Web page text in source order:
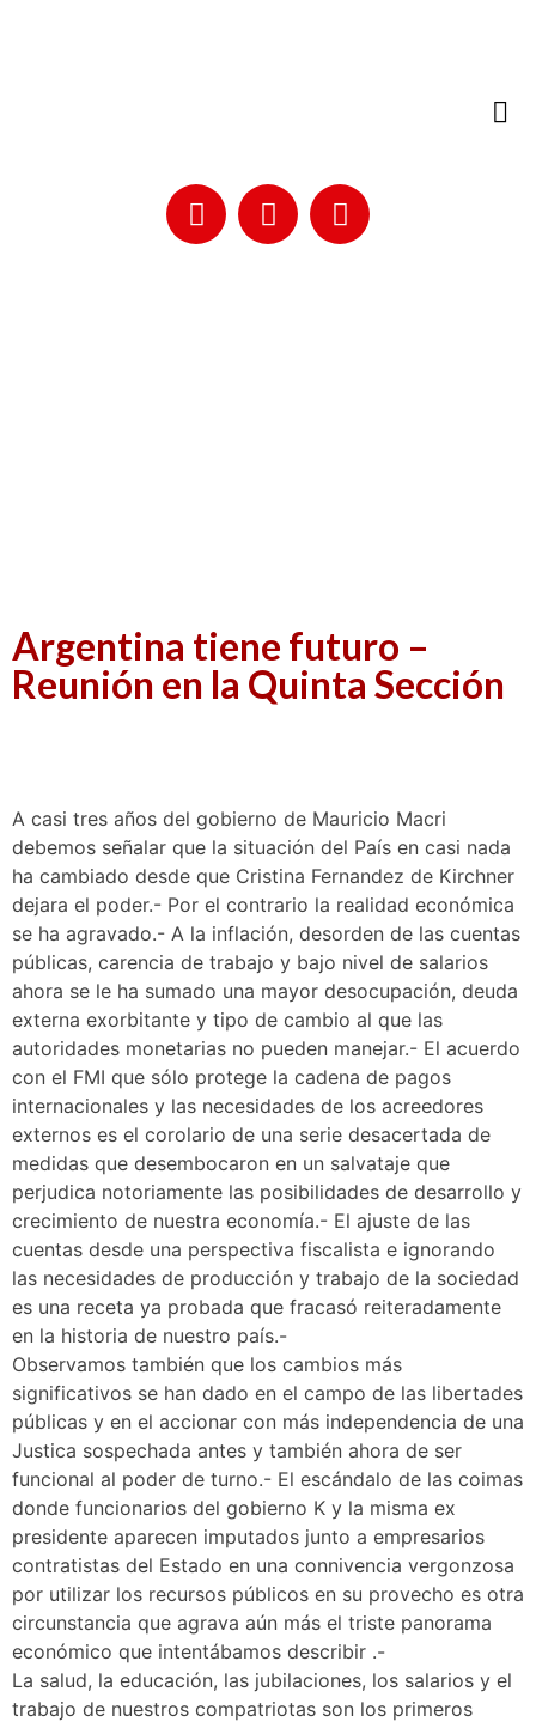
Argentina tiene futuro –
Reunión en la Quinta Sección
A casi tres años del gobierno de Mauricio Macri
debemos señalar que la situación del País en casi nada
ha cambiado desde que Cristina Fernandez de Kirchner
dejara el poder.- Por el contrario la realidad económica
se ha agravado.- A la inflación, desorden de las cuentas
públicas, carencia de trabajo y bajo nivel de salarios
ahora se le ha sumado una mayor desocupación, deuda
externa exorbitante y tipo de cambio al que las
autoridades monetarias no pueden manejar.- El acuerdo
con el FMI que sólo protege la cadena de pagos
internacionales y las necesidades de los acreedores
externos es el corolario de una serie desacertada de
medidas que desembocaron en un salvataje que
perjudica notoriamente las posibilidades de desarrollo y
crecimiento de nuestra economía.- El ajuste de las
cuentas desde una perspectiva fiscalista e ignorando
las necesidades de producción y trabajo de la sociedad
es una receta ya probada que fracasó reiteradamente
en la historia de nuestro país.-
Observamos también que los cambios más
significativos se han dado en el campo de las libertades
públicas y en el accionar con más independencia de una
Justica sospechada antes y también ahora de ser
funcional al poder de turno.- El escándalo de las coimas
donde funcionarios del gobierno K y la misma ex
presidente aparecen imputados junto a empresarios
contratistas del Estado en una connivencia vergonzosa
por utilizar los recursos públicos en su provecho es otra
circunstancia que agrava aún más el triste panorama
económico que intentábamos describir .-
La salud, la educación, las jubilaciones, los salarios y el
trabajo de nuestros compatriotas son los primeros